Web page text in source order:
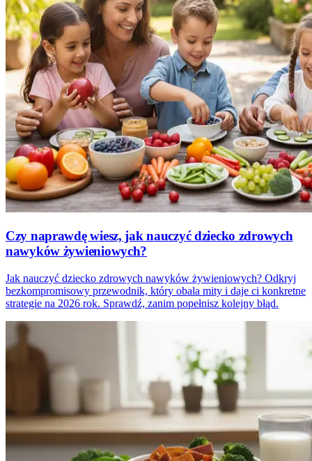
Czy naprawdę wiesz, jak nauczyć dziecko zdrowych
nawyków żywieniowych?
Jak nauczyć dziecko zdrowych nawyków żywieniowych? Odkryj
bezkompromisowy przewodnik, który obala mity i daje ci konkretne
strategie na 2026 rok. Sprawdź, zanim popełnisz kolejny błąd.